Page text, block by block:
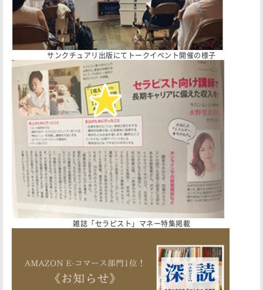
サンクチュアリ出版にてトークイベント開催の様子
雑誌「セラピスト」マネー特集掲載